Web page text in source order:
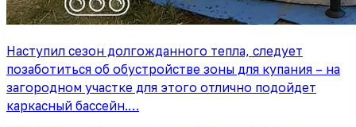
Наступил сезон долгожданного тепла, следует
позаботиться об обустройстве зоны для купания – на
загородном участке для этого отлично подойдет
каркасный бассейн.…